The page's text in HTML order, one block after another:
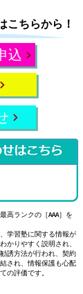
こちらから！
込
高ランクの［AAA］を
学習塾に関する情報が
かりやすく説明され、
誘方法が行われ、契約
され、情報保護も心配
の評価です。